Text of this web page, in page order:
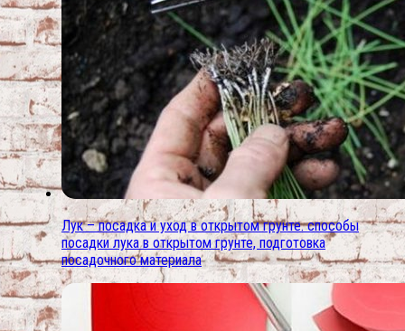
Лук – посадка и уход в открытом грунте. способы
посадки лука в открытом грунте, подготовка
посадочного материала